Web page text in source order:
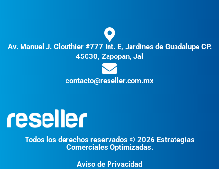
Av. Manuel J. Clouthier #777 Int. E, Jardines de Guadalupe CP.
45030, Zapopan, Jal
contacto@reseller.com.mx
Todos los derechos reservados © 2026 Estrategias
Comerciales Optimizadas.
Aviso de Privacidad